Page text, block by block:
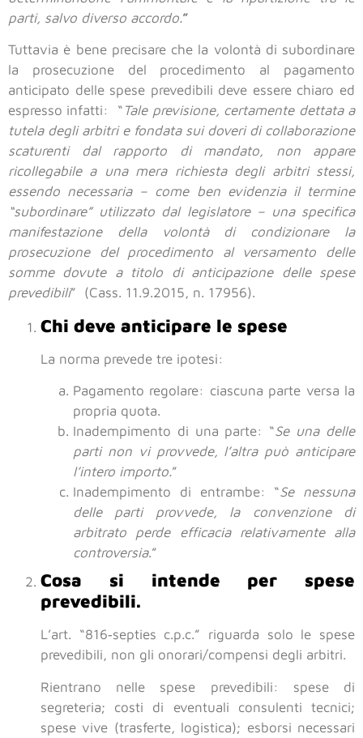
parti, salvo diverso accordo.”
Tuttavia è bene precisare che la volontà di subordinare
la prosecuzione del procedimento al pagamento
anticipato delle spese prevedibili deve essere chiaro ed
espresso infatti: “ Tale previsione, certamente dettata a
tutela degli arbitri e fondata sui doveri di collaborazione
scaturenti dal rapporto di mandato, non appare
ricollegabile a una mera richiesta degli arbitri stessi,
essendo necessaria – come ben evidenzia il termine
“subordinare” utilizzato dal legislatore – una specifica
manifestazione della volontà di condizionare la
prosecuzione del procedimento al versamento delle
somme dovute a titolo di anticipazione delle spese
prevedibili” (Cass. 11.9.2015, n. 17956).
Chi deve anticipare le spese
La norma prevede tre ipotesi:
Pagamento regolare: ciascuna parte versa la
propria quota.
Inadempimento di una parte: “Se una delle
parti non vi provvede, l’altra può anticipare
l’intero importo.”
Inadempimento di entrambe: “Se nessuna
delle parti provvede, la convenzione di
arbitrato perde efficacia relativamente alla
controversia.”
Cosa si intende per spese
prevedibili.
L’art. “816‑septies c.p.c.” riguarda solo le spese
prevedibili, non gli onorari/compensi degli arbitri.
Rientrano nelle spese prevedibili: spese di
segreteria; costi di eventuali consulenti tecnici;
spese vive (trasferte, logistica); esborsi necessari